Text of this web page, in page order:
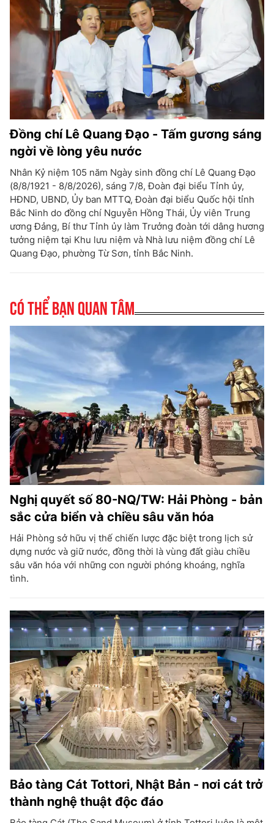
Đồng chí Lê Quang Đạo - Tấm gương sáng
ngời về lòng yêu nước
Nhân Kỷ niệm 105 năm Ngày sinh đồng chí Lê Quang Đạo
(8/8/1921 - 8/8/2026), sáng 7/8, Đoàn đại biểu Tỉnh ủy,
HĐND, UBND, Ủy ban MTTQ, Đoàn đại biểu Quốc hội tỉnh
Bắc Ninh do đồng chí Nguyễn Hồng Thái, Ủy viên Trung
ương Đảng, Bí thư Tỉnh ủy làm Trưởng đoàn tới dâng hương
tưởng niệm tại Khu lưu niệm và Nhà lưu niệm đồng chí Lê
Quang Đạo, phường Từ Sơn, tỉnh Bắc Ninh.
Có thể bạn quan tâm
Nghị quyết số 80-NQ/TW: Hải Phòng - bản
sắc cửa biển và chiều sâu văn hóa
Hải Phòng sở hữu vị thế chiến lược đặc biệt trong lịch sử
dựng nước và giữ nước, đồng thời là vùng đất giàu chiều
sâu văn hóa với những con người phóng khoáng, nghĩa
tình.
Bảo tàng Cát Tottori, Nhật Bản - nơi cát trở
thành nghệ thuật độc đáo